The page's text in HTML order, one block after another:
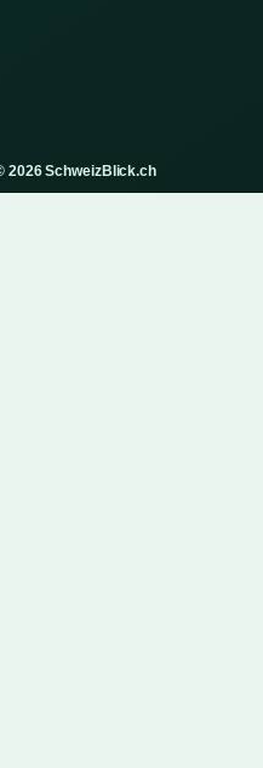
2026 SchweizBlick.ch